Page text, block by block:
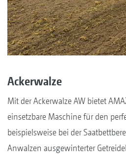
Ackerwalze
Mit der Ackerwalze AW bietet
einsetzbare Maschine für den
beispielsweise bei der
Anwalzen ausgewinterter